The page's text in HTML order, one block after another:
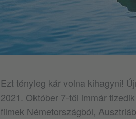
Ezt tényleg kár volna kihagyni!
2021. Október 7-től immár
filmek Németországból,